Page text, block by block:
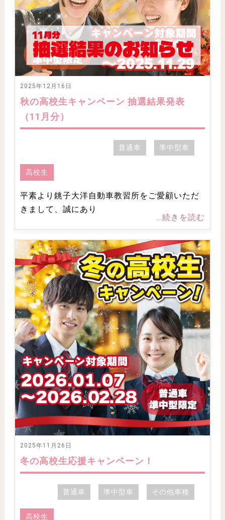
2025年12月16日
秋の高校生キャンペーン 抽選結果発表
（11月分）
普通車 準中型車
高校生
平素より銚子大洋自動車教習所をご愛顧いただ
きまして、誠にあり
...続きを読む
2025年11月26日
冬の高校生応援キャンペーン！
普通車 準中型車 その他車種
高校生